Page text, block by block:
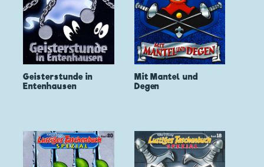
Geisterstunde in
Entenhausen
Mit Mantel und
Degen